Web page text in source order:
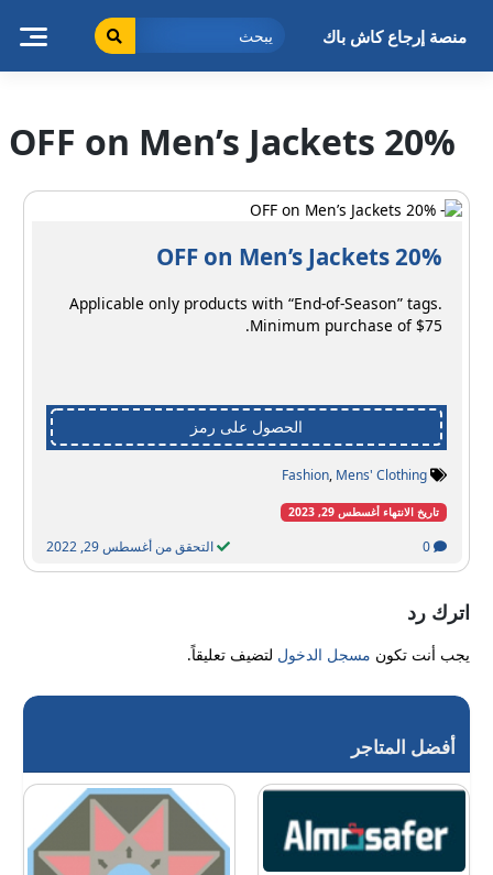
منصة إرجاع كاش باك
20% OFF on Men’s Jackets
20% OFF on Men’s Jackets
Applicable only products with “End-of-Season” tags.
Minimum purchase of $75.
الحصول على رمز
Fashion,Mens' Clothing
تاريخ الانتهاء أغسطس 29, 2023
التحقق من أغسطس 29, 2022 0
اترك رد
يجب أنت تكون مسجل الدخول لتضيف تعليقاً.
أفضل المتاجر